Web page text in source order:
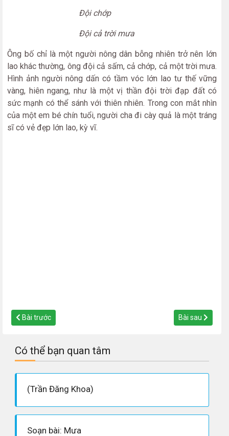
Đội chớp
Đội cả trời mưa
Ông bố chỉ là một người nông dân bỗng nhiên trở nên lớn
lao khác thường, ông đội cả sấm, cả chớp, cả một trời mưa.
Hình ảnh người nông dấn có tầm vóc lớn lao tư thế vững
vàng, hiên ngang, như là một vị thần đội trời đạp đất có
sức mạnh có thể sánh với thiên nhiên. Trong con mắt nhìn
của một em bé chín tuổi, người cha đi cày quả là một tráng
sĩ có vẻ đẹp lớn lao, kỳ vĩ.
Bài trước Bài sau
Có thể bạn quan tâm
(Trần Đăng Khoa)
Soạn bài: Mưa